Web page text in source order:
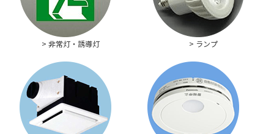
> 非常灯・誘導灯 > ランプ